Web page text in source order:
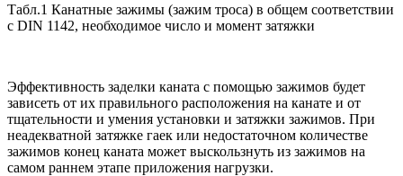
Табл.1 Канатные зажимы (зажим троса) в общем соответствии
с DIN 1142, необходимое число и момент затяжки
Эффективность заделки каната с помощью зажимов будет
зависеть от их правильного расположения на канате и от
тщательности и умения установки и затяжки зажимов. При
неадекватной затяжке гаек или недостаточном количестве
зажимов конец каната может выскользнуть из зажимов на
самом раннем этапе приложения нагрузки.